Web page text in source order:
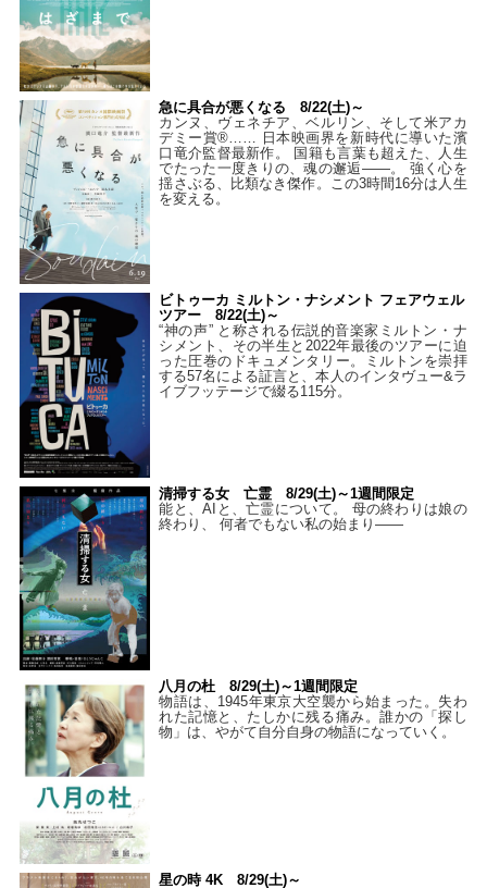
急に具合が悪くなる 8/22(土)～
カンヌ、ヴェネチア、ベルリン、そして米アカ
デミー賞®…… 日本映画界を新時代に導いた濱
口竜介監督最新作。 国籍も言葉も超えた、人生
でたった一度きりの、魂の邂逅――。 強く心を
揺さぶる、比類なき傑作。この3時間16分は人生
を変える。
ビトゥーカ ミルトン・ナシメント フェアウェル
ツアー 8/22(土)～
“神の声” と称される伝説的音楽家ミルトン・ナ
シメント、その半生と2022年最後のツアーに迫
った圧巻のドキュメンタリー。ミルトンを崇拝
する57名による証言と、本人のインタヴュー&ラ
イブフッテージで綴る115分。
清掃する女 亡霊 8/29(土)～1週間限定
能と、AIと、亡霊について。 母の終わりは娘の
終わり、 何者でもない私の始まり――
八月の杜 8/29(土)～1週間限定
物語は、1945年東京大空襲から始まった。失わ
れた記憶と、たしかに残る痛み。誰かの「探し
物」は、やがて自分自身の物語になっていく。
星の時 4K 8/29(土)～